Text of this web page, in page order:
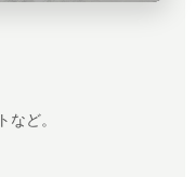
ど。